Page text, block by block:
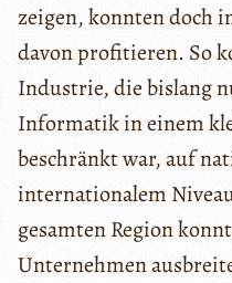
zeigen, konnten doch
davon profitieren. So
Industrie, die bislang
Informatik in einem
beschränkt war, auf
internationalem
gesamten Region
Unternehmen